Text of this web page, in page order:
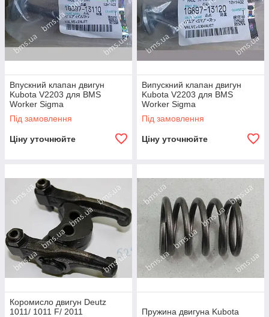
Впускний клапан двигун
Kubota V2203 для BMS
Worker Sigma
Під замовлення
Ціну уточнюйте
Випускний клапан двигун
Kubota V2203 для BMS
Worker Sigma
Під замовлення
Ціну уточнюйте
Коромисло двигун Deutz
1011/ 1011 F/ 2011
Пружина двигуна Kubota